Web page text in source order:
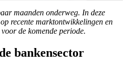
maanden onderweg. In deze
recente marktontwikkelingen en
de komende periode.
bankensector